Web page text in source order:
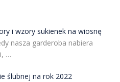
i wzory sukienek na wiosnę
nasza garderoba nabiera
…
ślubnej na rok 2022